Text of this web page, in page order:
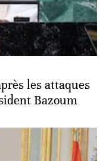
les attaques
Bazoum